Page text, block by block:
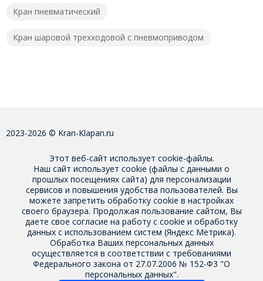
Кран пневматический
Кран шаровой трехходовой с пневмоприводом
2023-2026 © Kran-Klapan.ru
Этот веб-сайт использует cookie-файлы.
Наш сайт использует cookie (файлы с данными о
прошлых посещениях сайта) для персонализации
сервисов и повышения удобства пользователей. Вы
можете запретить обработку cookie в настройках
своего браузера. Продолжая пользование сайтом, Вы
даете свое согласие на работу с cookie и обработку
данных с использованием систем (Яндекс Метрика).
Обработка Ваших персональных данных
осуществляется в соответствии с требованиями
Федерального закона от 27.07.2006 № 152-Ф3 "О
персональных данных".